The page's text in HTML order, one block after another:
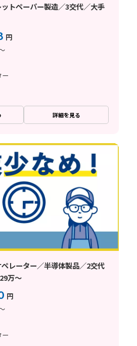
ットペーパー製造／3交代／大手
円
ー
詳細を見る
ペレーター／半導体製品／2交代
万～
円
ー